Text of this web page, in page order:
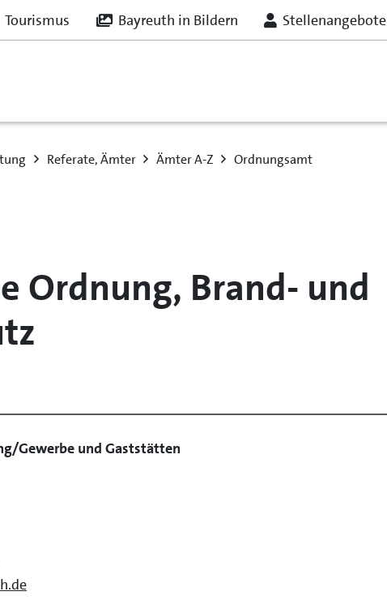
Tourismus Bayreuth in Bildern Stellenangebote
Referate, Ämter Ämter A-Z Ordnungsamt
Ordnung, Brand- und
Gewerbe und Gaststätten